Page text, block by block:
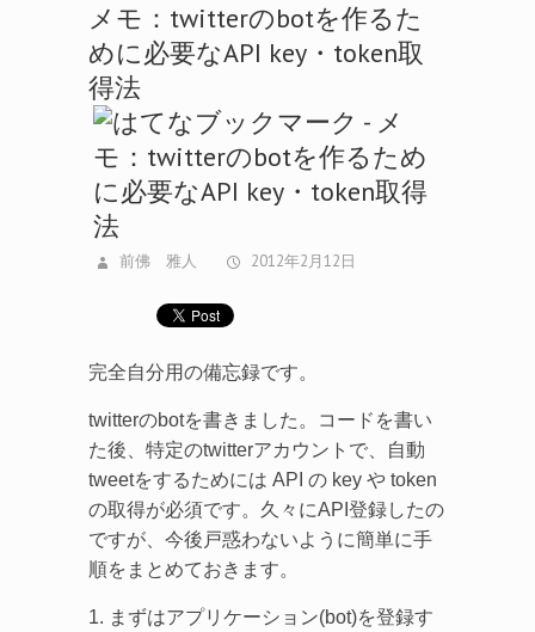
メモ：twitterのbotを作るた
めに必要なAPI key・token取
得法
前佛 雅人 2012年2月12日
完全自分用の備忘録です。
twitterのbotを書きました。コードを書い
た後、特定のtwitterアカウントで、自動
tweetをするためには API の key や token
の取得が必須です。久々にAPI登録したの
ですが、今後戸惑わないように簡単に手
順をまとめておきます。
1. まずはアプリケーション(bot)を登録す